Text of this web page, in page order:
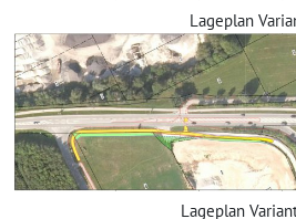
Lageplan
Lageplan